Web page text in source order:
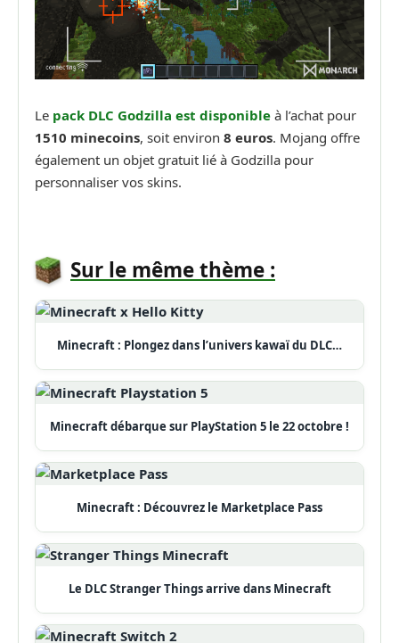
Le pack DLC Godzilla est disponible à l’achat pour
1510 minecoins, soit environ 8 euros. Mojang offre
également un objet gratuit lié à Godzilla pour
personnaliser vos skins.
Sur le même thème :
Minecraft : Plongez dans l’univers kawaï du DLC…
Minecraft débarque sur PlayStation 5 le 22 octobre !
Minecraft : Découvrez le Marketplace Pass
Le DLC Stranger Things arrive dans Minecraft